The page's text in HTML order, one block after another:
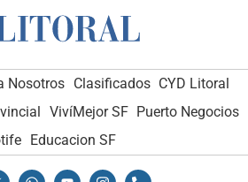
Nosotros Clasificados CYD Litoral
VivíMejor SF Puerto Negocios
Educacion SF